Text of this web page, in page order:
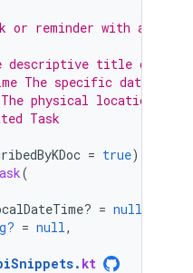
or reminder with a
descriptive title of the
The specific date
The physical location
Task
= true)
(
= null
= null,
. kt